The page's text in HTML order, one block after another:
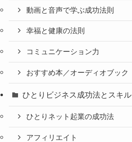
動画と音声で学ぶ成功法則
幸福と健康の法則
コミュニケーション力
おすすめ本／オーディオブック
ひとりビジネス成功法とスキル
ひとりネット起業の成功法
アフィリエイト